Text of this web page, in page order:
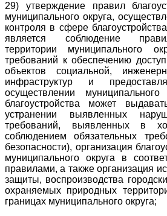
29) утверждение правил
муниципального округа,
контроля в сфере
является соблюдение
территории муниципального
требований к обеспечению
объектов социальной,
инфраструктур и
осуществлении
благоустройства может
устранении выявленных
требований, выявленных в
соблюдением обязательных
безопасности), организация
муниципального округа в
правилами, а также организация
защиты, воспроизводства
охраняемых природных
границах муниципального округа;